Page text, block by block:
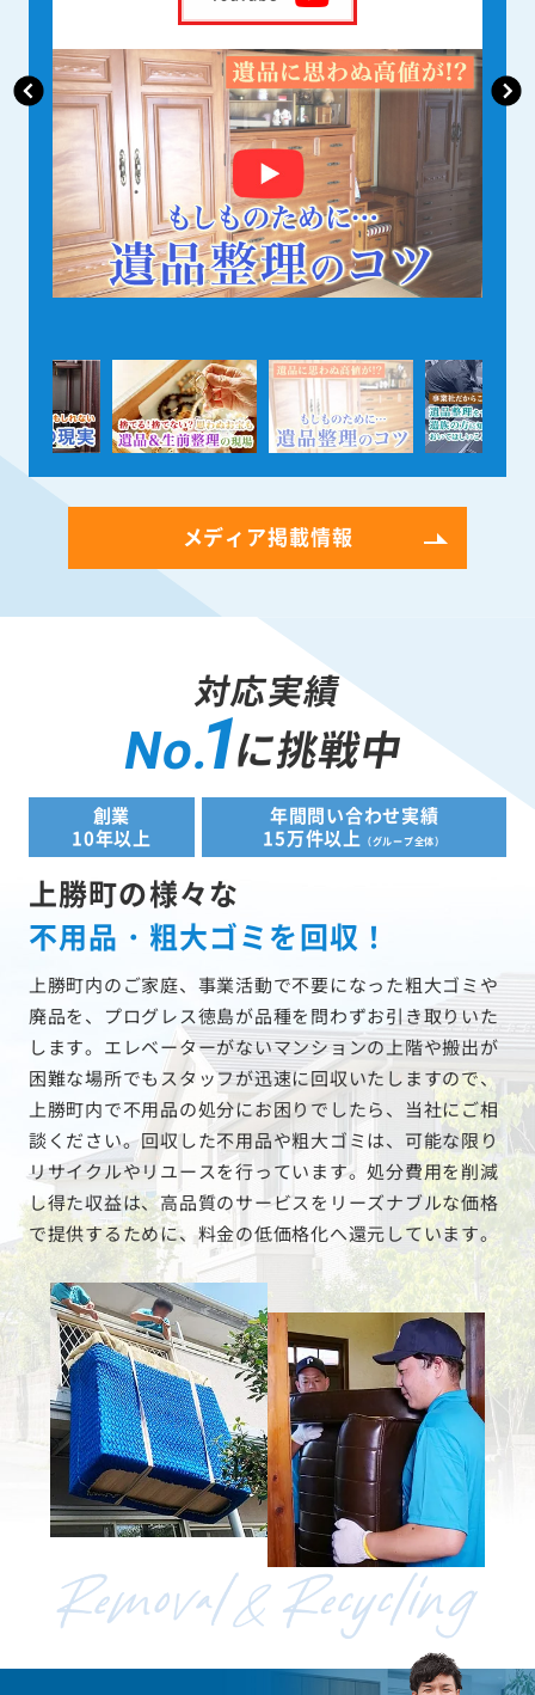
メディア掲載情報
対応実績
No.1に挑戦中
創業
10年以上
年間問い合わせ実績
15万件以上
（グループ全体）
上勝町の様々な
不用品・粗大ゴミを回収！
上勝町内のご家庭、事業活動で不要になった粗大ゴミや
廃品を、プログレス徳島が品種を問わずお引き取りいた
します。エレベーターがないマンションの上階や搬出が
困難な場所でもスタッフが迅速に回収いたしますので、
上勝町内で不用品の処分にお困りでしたら、当社にご相
談ください。回収した不用品や粗大ゴミは、可能な限り
リサイクルやリユースを行っています。処分費用を削減
し得た収益は、高品質のサービスをリーズナブルな価格
で提供するために、料金の低価格化へ還元しています。